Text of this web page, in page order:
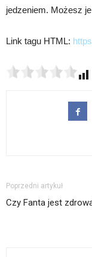
jedzeniem. Możesz
Link tagu HTML:
Poprzedni artykuł
Czy Fanta jest